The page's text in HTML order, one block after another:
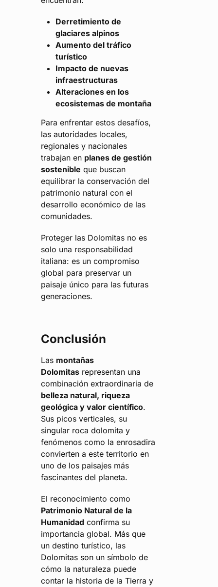
Derretimiento de
glaciares alpinos
Aumento del tráfico
turístico
Impacto de nuevas
infraestructuras
Alteraciones en los
ecosistemas de montaña
Para enfrentar estos desafíos,
las autoridades locales,
regionales y nacionales
trabajan en planes de gestión
sostenible que buscan
equilibrar la conservación del
patrimonio natural con el
desarrollo económico de las
comunidades.
Proteger las Dolomitas no es
solo una responsabilidad
italiana: es un compromiso
global para preservar un
paisaje único para las futuras
generaciones.
Conclusión
Las montañas
Dolomitas representan una
combinación extraordinaria de
belleza natural, riqueza
geológica y valor científico.
Sus picos verticales, su
singular roca dolomita y
fenómenos como la enrosadira
convierten a este territorio en
uno de los paisajes más
fascinantes del planeta.
El reconocimiento como
Patrimonio Natural de la
Humanidad confirma su
importancia global. Más que
un destino turístico, las
Dolomitas son un símbolo de
cómo la naturaleza puede
contar la historia de la Tierra y